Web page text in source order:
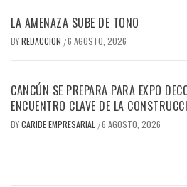
LA AMENAZA SUBE DE TONO
BYREDACCION /6 AGOSTO, 2026
CANCÚN SE PREPARA PARA EXPO
ENCUENTRO CLAVE DE LA
BYCARIBE EMPRESARIAL /6 AGOSTO, 2026